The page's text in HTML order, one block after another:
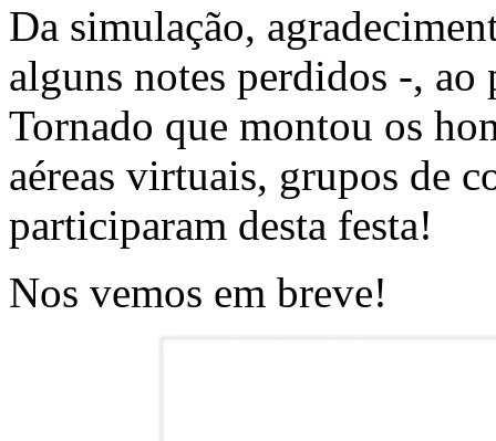
Da simulação,
alguns notes perdidos -, ao
Tornado que montou os
aéreas virtuais, grupos de
participaram desta festa!
Nos vemos em breve!